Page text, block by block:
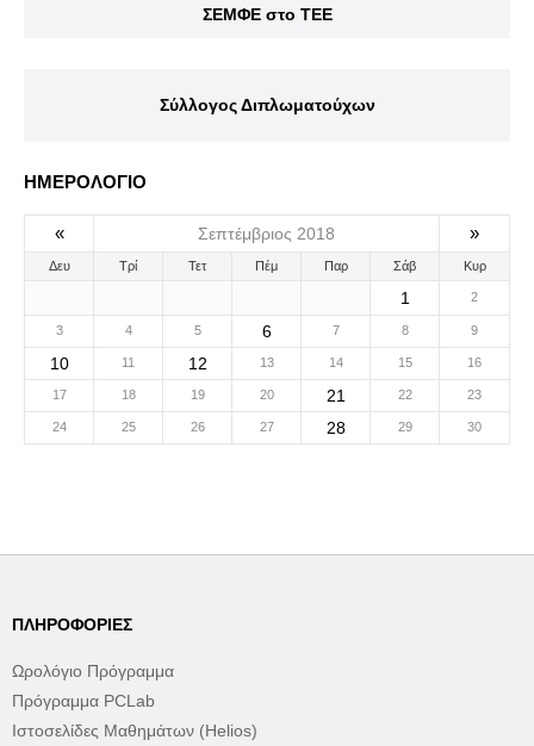
ΣΕΜΦΕ στο ΤΕΕ
Σύλλογος Διπλωματούχων
ΗΜΕΡΟΛΟΓΙΟ
« Σεπτέμβριος 2018 »
Δευ Τρί Τετ Πέμ Παρ Σάβ Κυρ
1 2
3 4 5 6 7 8 9
10 11 12 13 14 15 16
17 18 19 20 21 22 23
24 25 26 27 28 29 30
ΠΛΗΡΟΦΟΡΊΕΣ
Ωρολόγιο Πρόγραμμα
Πρόγραμμα PCLab
Ιστοσελίδες Μαθημάτων (Helios)